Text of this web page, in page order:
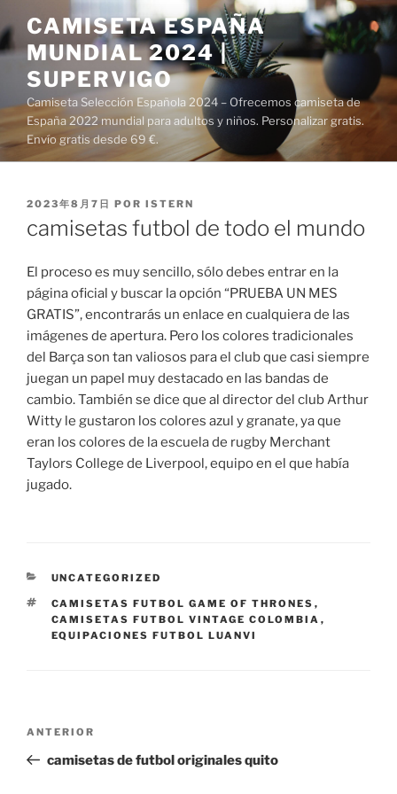
al
contenido
CAMISETA ESPAÑA
MUNDIAL 2024 |
SUPERVIGO
Camiseta Selección Española 2024 – Ofrecemos camiseta de
España 2022 mundial para adultos y niños. Personalizar gratis.
Envío gratis desde 69 €.
PUBLICADO
2023年8月7日 POR ISTERN
camisetas futbol de todo el mundo
El proceso es muy sencillo, sólo debes entrar en la
página oficial y buscar la opción “PRUEBA UN MES
GRATIS”, encontrarás un enlace en cualquiera de las
imágenes de apertura. Pero los colores tradicionales
del Barça son tan valiosos para el club que casi siempre
juegan un papel muy destacado en las bandas de
cambio. También se dice que al director del club Arthur
Witty le gustaron los colores azul y granate, ya que
eran los colores de la escuela de rugby Merchant
Taylors College de Liverpool, equipo en el que había
jugado.
CATEGORÍAS
UNCATEGORIZED
ETIQUETAS
CAMISETAS FUTBOL GAME OF THRONES ,
CAMISETAS FUTBOL VINTAGE COLOMBIA ,
EQUIPACIONES FUTBOL LUANVI
entradas
Entrada
anterior:
ANTERIOR
camisetas de futbol originales quito